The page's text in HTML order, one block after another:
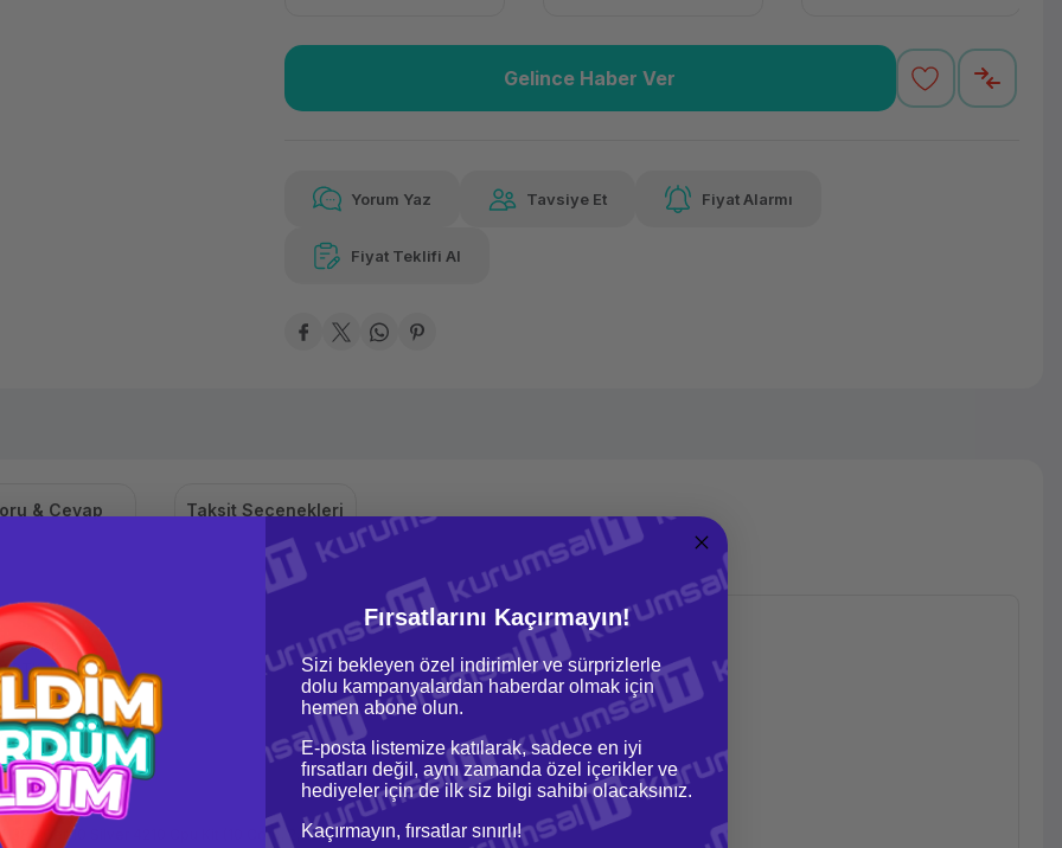
Gelince Haber Ver
Yorum Yaz Tavsiye Et Fiyat Alarmı
Fiyat Teklifi Al
& Cevap Taksit Seçenekleri
T03
G10
4U
Gen10 Silver 4210 Cpu Kit (10 Core, 2,2GHz)
Fırsatlarını Kaçırmayın!
Sizi bekleyen özel indirimler ve sürprizlerle
dolu kampanyalardan haberdar olmak için
hemen abone olun.
E-posta listemize katılarak, sadece en iyi
fırsatları değil, aynı zamanda özel içerikler ve
hediyeler için de ilk siz bilgi sahibi olacaksınız.
Kaçırmayın, fırsatlar sınırlı!